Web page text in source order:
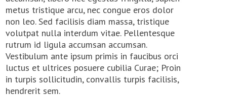
metus tristique arcu, nec congue eros dolor
non leo. Sed facilisis diam massa, tristique
volutpat nulla interdum vitae. Pellentesque
rutrum id ligula accumsan accumsan.
Vestibulum ante ipsum primis in faucibus orci
luctus et ultrices posuere cubilia Curae; Proin
in turpis sollicitudin, convallis turpis facilisis,
hendrerit sem.